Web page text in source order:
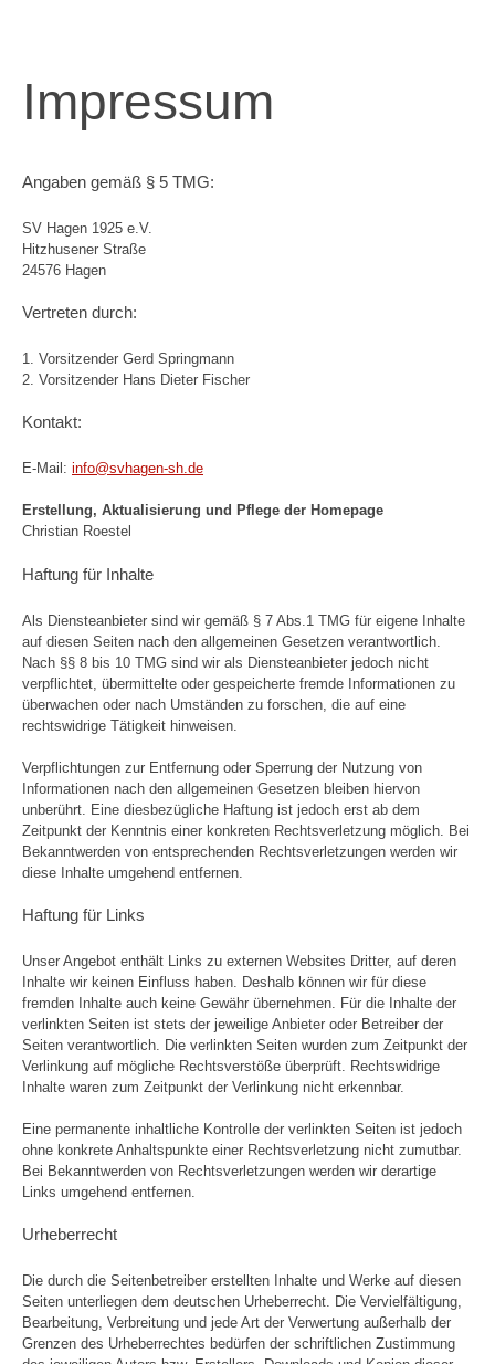
Impressum
Angaben gemäß § 5 TMG:
SV Hagen 1925 e.V.
Hitzhusener Straße
24576 Hagen
Vertreten durch:
1. Vorsitzender Gerd Springmann
2. Vorsitzender Hans Dieter Fischer
Kontakt:
E-Mail: info@svhagen-sh.de
Erstellung, Aktualisierung und Pflege der Homepage
Christian Roestel
Haftung für Inhalte
Als Diensteanbieter sind wir gemäß § 7 Abs.1 TMG für eigene Inhalte
auf diesen Seiten nach den allgemeinen Gesetzen verantwortlich.
Nach §§ 8 bis 10 TMG sind wir als Diensteanbieter jedoch nicht
verpflichtet, übermittelte oder gespeicherte fremde Informationen zu
überwachen oder nach Umständen zu forschen, die auf eine
rechtswidrige Tätigkeit hinweisen.
Verpflichtungen zur Entfernung oder Sperrung der Nutzung von
Informationen nach den allgemeinen Gesetzen bleiben hiervon
unberührt. Eine diesbezügliche Haftung ist jedoch erst ab dem
Zeitpunkt der Kenntnis einer konkreten Rechtsverletzung möglich. Bei
Bekanntwerden von entsprechenden Rechtsverletzungen werden wir
diese Inhalte umgehend entfernen.
Haftung für Links
Unser Angebot enthält Links zu externen Websites Dritter, auf deren
Inhalte wir keinen Einfluss haben. Deshalb können wir für diese
fremden Inhalte auch keine Gewähr übernehmen. Für die Inhalte der
verlinkten Seiten ist stets der jeweilige Anbieter oder Betreiber der
Seiten verantwortlich. Die verlinkten Seiten wurden zum Zeitpunkt der
Verlinkung auf mögliche Rechtsverstöße überprüft. Rechtswidrige
Inhalte waren zum Zeitpunkt der Verlinkung nicht erkennbar.
Eine permanente inhaltliche Kontrolle der verlinkten Seiten ist jedoch
ohne konkrete Anhaltspunkte einer Rechtsverletzung nicht zumutbar.
Bei Bekanntwerden von Rechtsverletzungen werden wir derartige
Links umgehend entfernen.
Urheberrecht
Die durch die Seitenbetreiber erstellten Inhalte und Werke auf diesen
Seiten unterliegen dem deutschen Urheberrecht. Die Vervielfältigung,
Bearbeitung, Verbreitung und jede Art der Verwertung außerhalb der
Grenzen des Urheberrechtes bedürfen der schriftlichen Zustimmung